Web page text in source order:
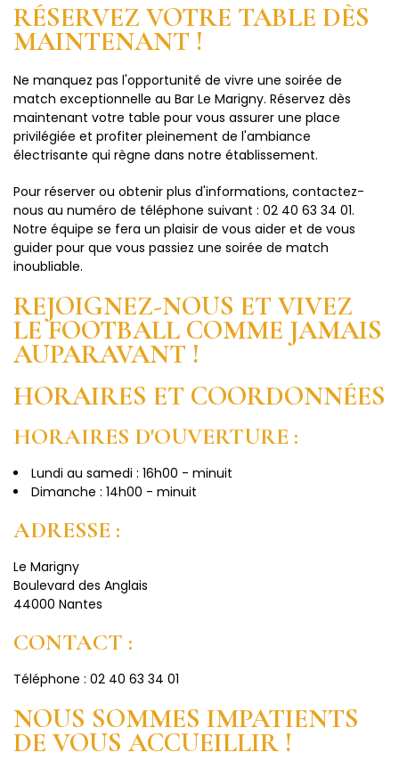
RÉSERVEZ VOTRE TABLE DÈS
MAINTENANT !
Ne manquez pas l'opportunité de vivre une soirée de
match exceptionnelle au Bar Le Marigny. Réservez dès
maintenant votre table pour vous assurer une place
privilégiée et profiter pleinement de l'ambiance
électrisante qui règne dans notre établissement.
Pour réserver ou obtenir plus d'informations, contactez-
nous au numéro de téléphone suivant : 02 40 63 34 01.
Notre équipe se fera un plaisir de vous aider et de vous
guider pour que vous passiez une soirée de match
inoubliable.
REJOIGNEZ-NOUS ET VIVEZ
LE FOOTBALL COMME JAMAIS
AUPARAVANT !
HORAIRES ET COORDONNÉES
HORAIRES D'OUVERTURE :
Lundi au samedi : 16h00 - minuit
Dimanche : 14h00 - minuit
ADRESSE :
Le Marigny
Boulevard des Anglais
44000 Nantes
CONTACT :
Téléphone : 02 40 63 34 01
NOUS SOMMES IMPATIENTS
DE VOUS ACCUEILLIR !